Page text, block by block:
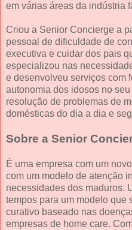
em várias áreas da indústria
Criou a Senior Concierge a
pessoal de dificuldade de
executiva e cuidar dos pais
especializou nas
e desenvolveu serviços com
autonomia dos idosos no
resolução de problemas de
domésticas do dia a dia e
Sobre a Senior
É uma empresa com um
com um modelo de atenção
necessidades dos maduros.
tempos para um modelo que
curativo baseado nas
empresas de home care.